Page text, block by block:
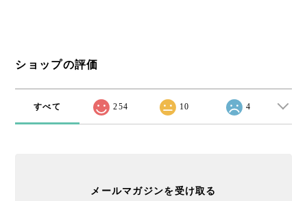
ショップの評価
すべて 254 10 4
メールマガジンを受け取る